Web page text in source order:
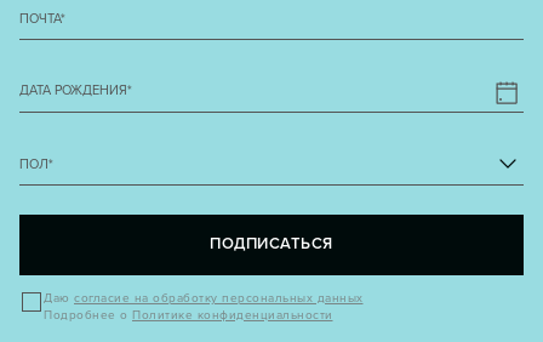
ПОЧТА*
ДАТА РОЖДЕНИЯ*
ПОЛ*
ПОДПИСАТЬСЯ
Даю согласие на обработку персональных данных
Подробнее о Политике конфиденциальности